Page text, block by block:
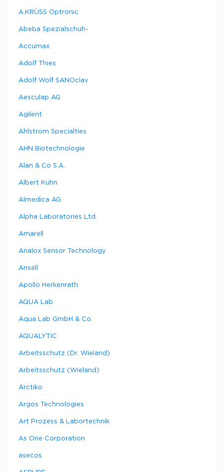
A.KRÜSS Optronic
Abeba Spezialschuh-
Accumax
Adolf Thies
Adolf Wolf SANOclav
Aesculap AG
Agilent
Ahlstrom Specialties
AHN Biotechnologie
Alan & Co S.A.
Albert Kuhn
Almedica AG
Alpha Laboratories Ltd.
Amarell
Analox Sensor Technology
Ansell
Apollo Herkenrath
AQUA Lab
Aqua Lab GmbH & Co.
AQUALYTIC
Arbeitsschutz (Dr. Wieland)
Arbeitsschutz (Wieland)
Arctiko
Argos Technologies
Art Prozess & Labortechnik
As One Corporation
asecos